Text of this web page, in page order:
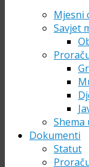
Mjesni
Savjet
Dokumenti
Statut